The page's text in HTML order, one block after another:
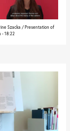
Szacka / Presentation of
- 18:22